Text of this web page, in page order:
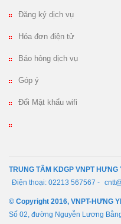
Đăng ký dịch vụ
Hóa đơn điện tử
Báo hỏng dịch vụ
Góp ý
Đổi Mật khẩu wifi
TRUNG TÂM KDGP VNPT HƯNG
Điện thoại: 02213 567567 -
© Copyright 2016, VNPT-HƯNG
Số 02, đường Nguyễn Lương